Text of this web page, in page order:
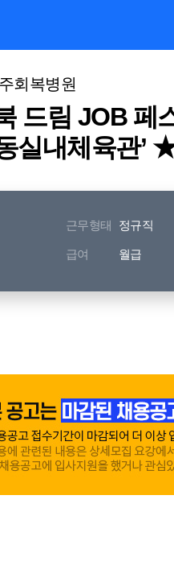
회복병원
림 JOB 페
실내체육관’
근무형태 정규직
급여 월급